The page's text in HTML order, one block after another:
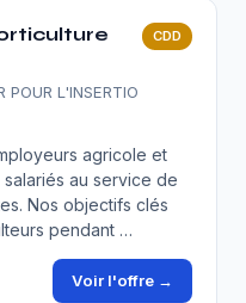
CDD
POUR L'INSERTIO
agricole et
au service de
Nos objectifs clés
pendant …
Voir l'offre →